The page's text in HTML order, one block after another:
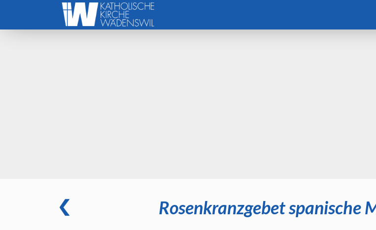
Rosenkranzgebet spanische